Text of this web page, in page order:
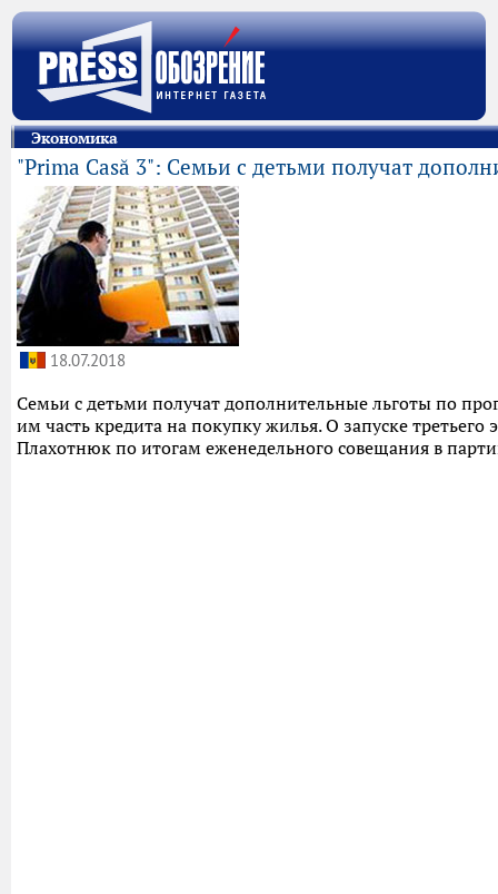
Экономика
"Prima Casă 3": Семьи с детьми получат
18.07.2018
Семьи с детьми получат дополнительные льготы по
им часть кредита на покупку жилья. О запуске
Плахотнюк по итогам еженедельного совещания в